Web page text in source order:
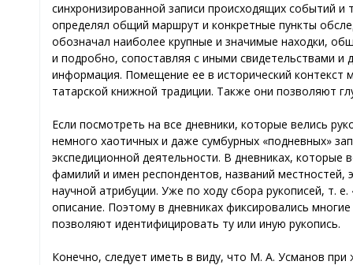
синхронизированной записи происходящих событий и
определял общий маршрут и конкретные пункты
обозначал наиболее крупные и значимые находки,
и подробно, сопоставляя с иными свидетельствами
информация. Помещение ее в исторический
татарской книжной традиции. Также они позволяют
Если посмотреть на все дневники, которые велись
немного хаотичных и даже сумбурных «подневных»
экспедиционной деятельности. В дневниках, которые
фамилий и имен респондентов, названий
научной атрибуции. Уже по ходу сбора рукописей, т.
описание. Поэтому в дневниках фиксировались
позволяют идентифицировать ту или иную рукопись.
Конечно, следует иметь в виду, что М. А. Усманов